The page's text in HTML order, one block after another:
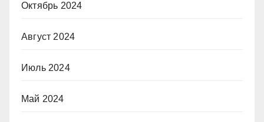
Октябрь 2024
Август 2024
Июль 2024
Май 2024